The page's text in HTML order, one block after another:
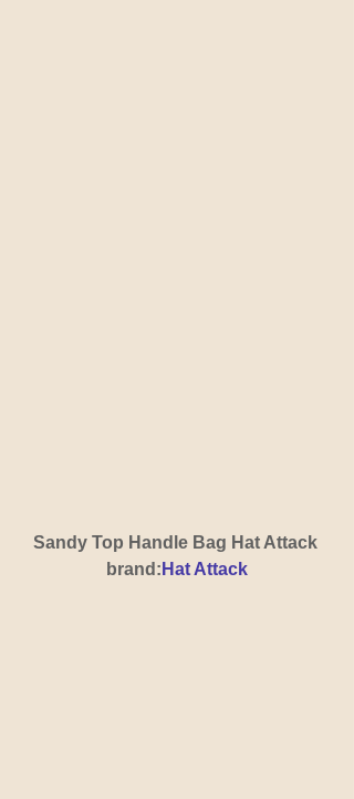
Sandy Top Handle Bag Hat Attack
brand: Hat Attack